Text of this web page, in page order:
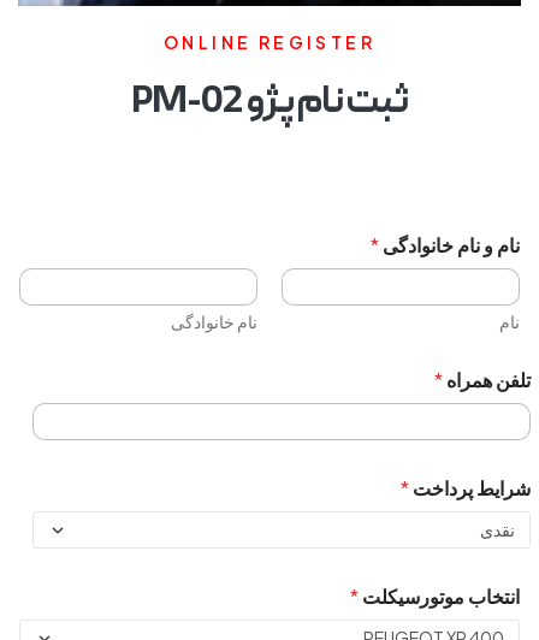
ONLINE REGISTER
ثبت نام پژو PM-02
نام و نام خانوادگی*
نام نام خانوادگی
تلفن همراه*
شرایط پرداخت*
انتخاب موتورسیکلت*